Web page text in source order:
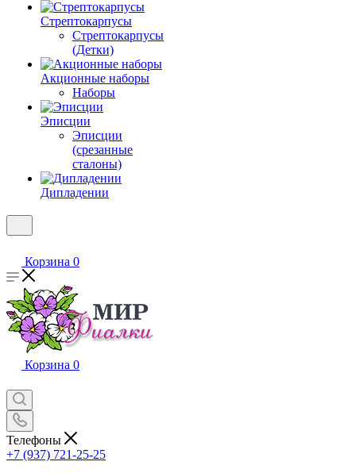
Стрептокарпусы
Стрептокарпусы
(Детки)
Акционные наборы
Наборы
Эписции
Эписции
(срезанные
сталоны)
Дипладении
Корзина 0
Корзина 0
Телефоны
+7 (937) 721-25-25